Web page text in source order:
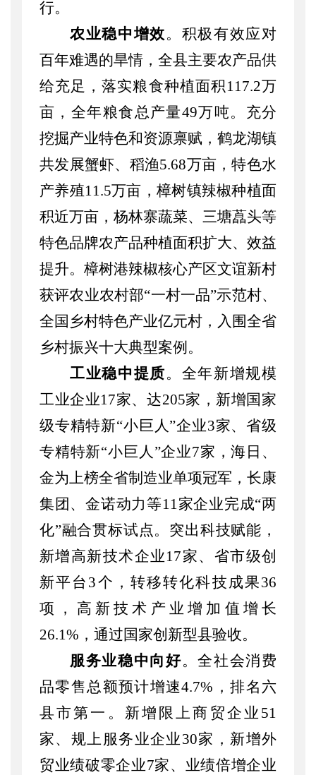
行。
农业稳中增效。 积极有效应对
百年难遇的旱情， 全县主要农产品供
给充足，落实粮食种植面积117.2万
亩， 全年粮食总产量49万吨。充分
挖掘产业特色和资源禀赋，鹤龙湖镇
共发展蟹虾、稻渔5.68万亩，特色水
产养殖11.5万亩，樟树镇辣椒种植面
积近万亩，杨林寨蔬菜、三塘藠头等
特色品牌农产品种植面积扩大、效益
提升。樟树港辣椒核心产区文谊新村
获评农业农村部“一村一品”示范村、
全国乡村特色产业亿元村，入围全省
乡村振兴十大典型案例。
工业稳中提质。 全年新增规模
工业企业17家、达205家 ，新增国家
级专精特新“小巨人”企业3家、省级
专精特新“小巨人”企业7家，海日、
金为上榜全省制造业单项冠军， 长康
集团、金诺动力等11家企业完成“两
化”融合贯标试点。 突出科技赋能 ，
新增高新技术企业17家、 省市级创
新平台 3个，转移转化科技成果36
项， 高新技术产业增加值增长
26.1% ，通过国家创新型县验收。
服务业稳中向好。全社会消费
品零售总额预计增速4.7%，排名六
县市第一。新增限上商贸企业51
家、规上服务业企业30家，新增外
贸业绩破零企业7家、业绩倍增企业